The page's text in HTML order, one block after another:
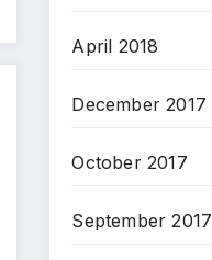
April 2018
December 2017
October 2017
September 2017